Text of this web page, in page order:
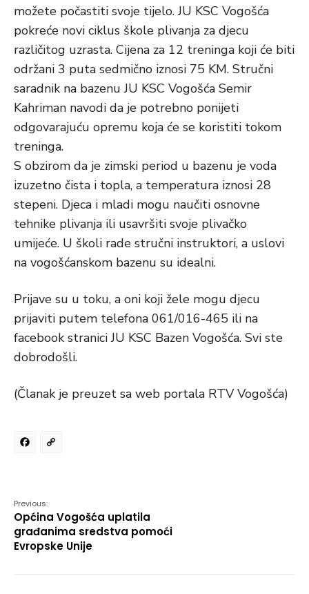
možete počastiti svoje tijelo. JU KSC Vogošća
pokreće novi ciklus škole plivanja za djecu
različitog uzrasta. Cijena za 12 treninga koji će biti
održani 3 puta sedmično iznosi 75 KM. Stručni
saradnik na bazenu JU KSC Vogošća Semir
Kahriman navodi da je potrebno ponijeti
odgovarajuću opremu koja će se koristiti tokom
treninga.
S obzirom da je zimski period u bazenu je voda
izuzetno čista i topla, a temperatura iznosi 28
stepeni. Djeca i mladi mogu naučiti osnovne
tehnike plivanja ili usavršiti svoje plivačko
umijeće. U školi rade stručni instruktori, a uslovi
na vogošćanskom bazenu su idealni.
Prijave su u toku, a oni koji žele mogu djecu
prijaviti putem telefona 061/016-465 ili na
facebook stranici JU KSC Bazen Vogošća. Svi ste
dobrodošli.
(Članak je preuzet sa web portala RTV Vogošća)
Facebook
Previous:
Općina Vogošća uplatila
građanima sredstva pomoći
Evropske Unije